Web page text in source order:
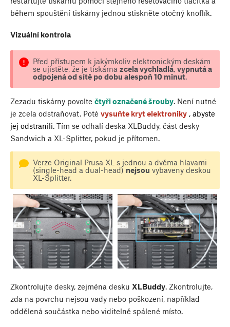
během spouštění tiskárny jednou stiskněte otočný knoflík.
Vizuální kontrola
Před přístupem k jakýmkoliv elektronickým deskám
se ujistěte, že je tiskárna zcela vychladlá, vypnutá a
odpojená od sítě po dobu alespoň 10 minut.
Zezadu tiskárny povolte čtyři označené šrouby. Není nutné
je zcela odstraňovat. Poté vysuňte kryt elektroniky , abyste
jej odstranili. Tím se odhalí deska XLBuddy, část desky
Sandwich a XL-Splitter, pokud je přítomen.
Verze Original Prusa XL s jednou a dvěma hlavami
(single-head a dual-head) nejsou vybaveny deskou
XL-Splitter.
Zkontrolujte desky, zejména desku XLBuddy. Zkontrolujte,
zda na povrchu nejsou vady nebo poškození, například
oddělená součástka nebo viditelně spálené místo.